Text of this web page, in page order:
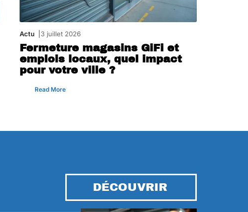
Actu 3 juillet 2026
Fermeture magasins GiFi et
emplois locaux, quel impact
pour votre ville ?
Read More
DÉCOUVRIR